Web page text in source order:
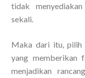
tidak
sekali.
Maka dari itu, pilih
yang memberikan
menjadikan